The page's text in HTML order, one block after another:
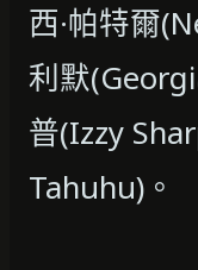
西·帕特爾
利默
普(Izzy
Tahuhu)。